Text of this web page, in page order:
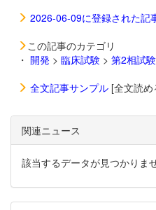
2026-06-09に登録された記
この記事のカテゴリ
・ 開発 > 臨床試験 > 第2相試験
全文記事サンプル [全文読
関連ニュース
該当するデータが見つかりま